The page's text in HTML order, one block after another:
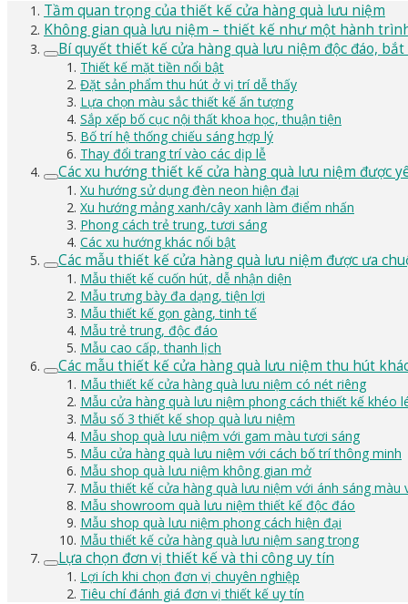
Tầm quan trọng của thiết kế cửa hàng quà lưu niệm
Không gian quà lưu niệm – thiết kế như một hành
Bí quyết thiết kế cửa hàng quà lưu niệm độc đáo,
Thiết kế mặt tiền nổi bật
Đặt sản phẩm thu hút ở vị trí dễ thấy
Lựa chọn màu sắc thiết kế ấn tượng
Sắp xếp bố cục nội thất khoa học, thuận tiện
Bố trí hệ thống chiếu sáng hợp lý
Thay đổi trang trí vào các dịp lễ
Các xu hướng thiết kế cửa hàng quà lưu niệm được
Xu hướng sử dụng đèn neon hiện đại
Xu hướng mảng xanh/cây xanh làm điểm nhấn
Phong cách trẻ trung, tươi sáng
Các xu hướng khác nổi bật
Các mẫu thiết kế cửa hàng quà lưu niệm được ưa
Mẫu thiết kế cuốn hút, dễ nhận diện
Mẫu trưng bày đa dạng, tiện lợi
Mẫu thiết kế gọn gàng, tinh tế
Mẫu trẻ trung, độc đáo
Mẫu cao cấp, thanh lịch
Các mẫu thiết kế cửa hàng quà lưu niệm thu hút
Mẫu thiết kế cửa hàng quà lưu niệm có nét riêng
Mẫu cửa hàng quà lưu niệm phong cách thiết kế khéo
Mẫu số 3 thiết kế shop quà lưu niệm
Mẫu shop quà lưu niệm với gam màu tươi sáng
Mẫu cửa hàng quà lưu niệm với cách bố trí thông minh
Mẫu shop quà lưu niệm không gian mở
Mẫu thiết kế cửa hàng quà lưu niệm với ánh sáng màu
Mẫu showroom quà lưu niệm thiết kế độc đáo
Mẫu shop quà lưu niệm phong cách hiện đại
Mẫu thiết kế cửa hàng quà lưu niệm sang trọng
Lựa chọn đơn vị thiết kế và thi công uy tín
Lợi ích khi chọn đơn vị chuyên nghiệp
Tiêu chí đánh giá đơn vị thiết kế uy tín